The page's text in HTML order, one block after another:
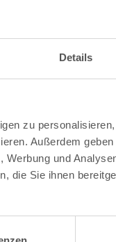
Details
zu
Außerdem
und
die Sie ihnen